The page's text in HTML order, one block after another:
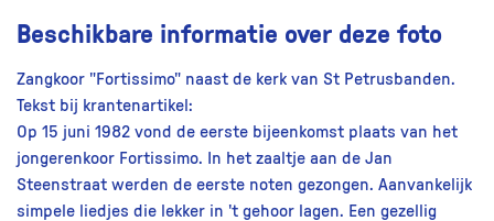
Beschikbare informatie over deze foto
Zangkoor "Fortissimo" naast de kerk van St Petrusbanden.
Tekst bij krantenartikel:
Op 15 juni 1982 vond de eerste bijeenkomst plaats van het
jongerenkoor Fortissimo. In het zaaltje aan de Jan
Steenstraat werden de eerste noten gezongen. Aanvankelijk
simpele liedjes die lekker in 't gehoor lagen. Een gezellig